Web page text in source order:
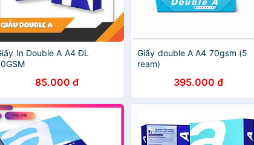
In Double A A4 ĐL
85.000 đ
Giấy double A A4 70gsm (5
ream)
395.000 đ